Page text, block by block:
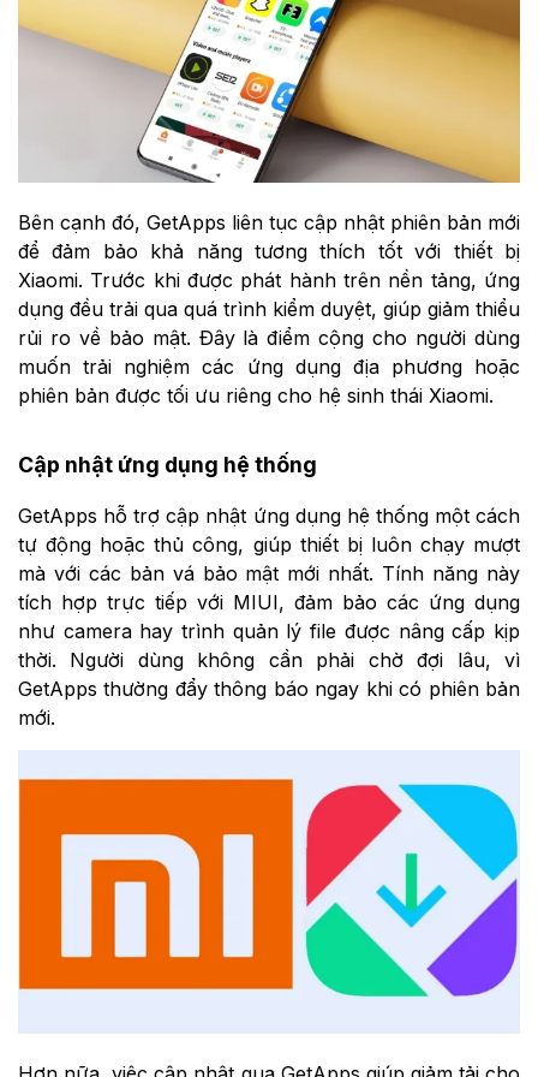
Bên cạnh đó, GetApps liên tục cập nhật phiên bản mới
để đảm bảo khả năng tương thích tốt với thiết bị
Xiaomi. Trước khi được phát hành trên nền tảng, ứng
dụng đều trải qua quá trình kiểm duyệt, giúp giảm thiểu
rủi ro về bảo mật. Đây là điểm cộng cho người dùng
muốn trải nghiệm các ứng dụng địa phương hoặc
phiên bản được tối ưu riêng cho hệ sinh thái Xiaomi.
Cập nhật ứng dụng hệ thống
GetApps hỗ trợ cập nhật ứng dụng hệ thống một cách
tự động hoặc thủ công, giúp thiết bị luôn chạy mượt
mà với các bản vá bảo mật mới nhất. Tính năng này
tích hợp trực tiếp với MIUI, đảm bảo các ứng dụng
như camera hay trình quản lý file được nâng cấp kịp
thời. Người dùng không cần phải chờ đợi lâu, vì
GetApps thường đẩy thông báo ngay khi có phiên bản
mới.